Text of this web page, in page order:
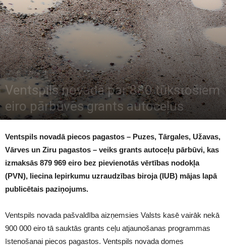
Ziņas Novadā
Ventspils novadā par 880 tūkstošiem
eiro pārbūvēs grants autoceļus
1521
Ventspils novadā piecos pagastos – Puzes, Tārgales, Užavas,
Vārves un Ziru pagastos – veiks grants autoceļu pārbūvi, kas
izmaksās 879 969 eiro bez pievienotās vērtības nodokļa
(PVN), liecina Iepirkumu uzraudzības biroja (IUB) mājas lapā
publicētais paziņojums.
Ventspils novada pašvaldība aizņemsies Valsts kasē vairāk nekā
900 000 eiro tā sauktās grants ceļu atjaunošanas programmas
īstenošanai piecos pagastos. Ventspils novada domes